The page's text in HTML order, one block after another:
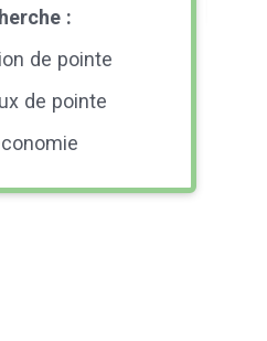
:
de pointe
de pointe